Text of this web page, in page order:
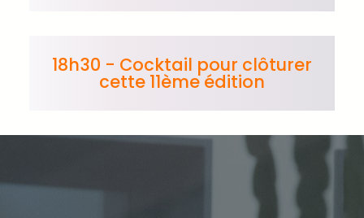
18h30 - Cocktail pour clôturer
cette 11ème édition